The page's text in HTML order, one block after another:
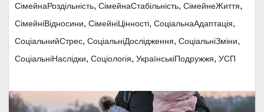
СімейнаРоздільність, СімейнаСтабільність, СімейнеЖиття,
СімейніВідносини, СімейніЦінності, СоціальнаАдаптація,
СоціальнийСтрес, СоціальніДослідження, СоціальніЗміни,
СоціальніНаслідки, Соціологія, УкраїнськіПодружжя, УСП